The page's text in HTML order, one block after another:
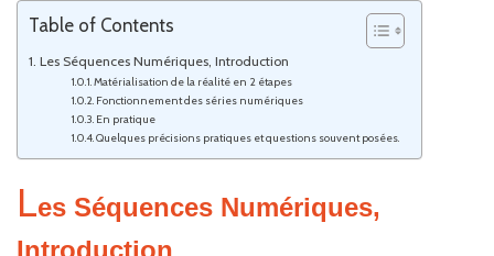
Table of Contents
Les Séquences Numériques, Introduction
Matérialisation de la réalité en 2 étapes
Fonctionnement des séries numériques
En pratique
Quelques précisions pratiques et questions souvent posées.
Les Séquences Numériques,
Introduction